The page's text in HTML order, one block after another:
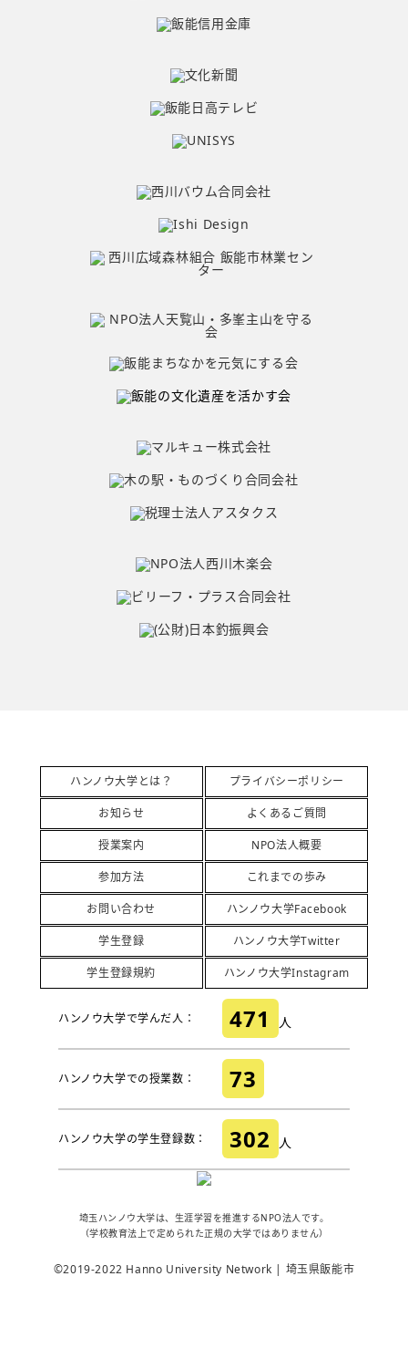
ハンノウ大学とは？
お知らせ
授業案内
参加方法
お問い合わせ
学生登録
学生登録規約
プライバシーポリシー
よくあるご質問
NPO法人概要
これまでの歩み
ハンノウ大学Facebook
ハンノウ大学Twitter
ハンノウ大学Instagram
ハンノウ大学で学んだ人： 471 人
ハンノウ大学での授業数： 73
ハンノウ大学の学生登録数： 302 人
埼玉ハンノウ大学は、生涯学習を推進するNPO法人です。
（学校教育法上で定められた正規の大学ではありません）
©2019-2022 Hanno University Network | 埼玉県飯能市